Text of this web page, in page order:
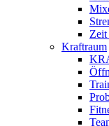
Kraftraum